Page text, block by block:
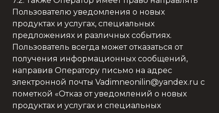
Пользователю уведомления о новых
продуктах и услугах, специальных
предложениях и различных событиях.
Пользователь всегда может отказаться от
получения информационных сообщений,
направив Оператору письмо на адрес
электронной почты Vadimneonilin@yandex.ru с
пометкой «Отказ от уведомлений о новых
продуктах и услугах и специальных